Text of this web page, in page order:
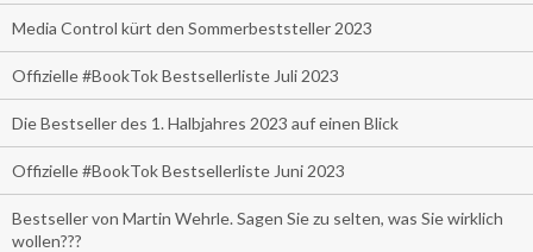
Media Control kürt den Sommerbeststeller 2023
Offizielle #BookTok Bestsellerliste Juli 2023
Die Bestseller des 1. Halbjahres 2023 auf einen Blick
Offizielle #BookTok Bestsellerliste Juni 2023
Bestseller von Martin Wehrle. Sagen Sie zu selten, was Sie wirklich
wollen???